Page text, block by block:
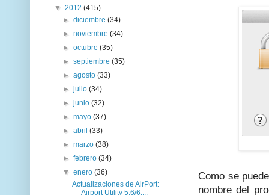
Como se
nombre del
▼ 2012 (415)
►diciembre(34)
►noviembre(34)
►octubre(35)
►septiembre(35)
►agosto(33)
►julio(34)
►junio(32)
►mayo(37)
►abril(33)
►marzo(38)
►febrero(34)
▼enero(36)
Actualizaciones de AirPort:
Airport Utility 5.6/6....